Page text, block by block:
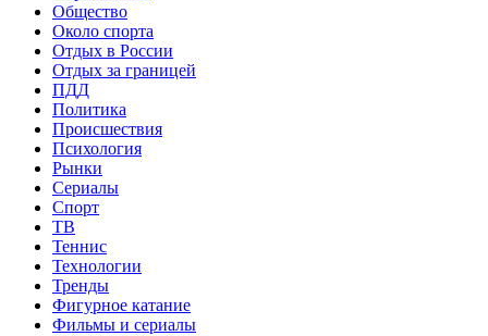
Общество
Около спорта
Отдых в России
Отдых за границей
ПДД
Политика
Происшествия
Психология
Рынки
Сериалы
Спорт
ТВ
Теннис
Технологии
Тренды
Фигурное катание
Фильмы и сериалы